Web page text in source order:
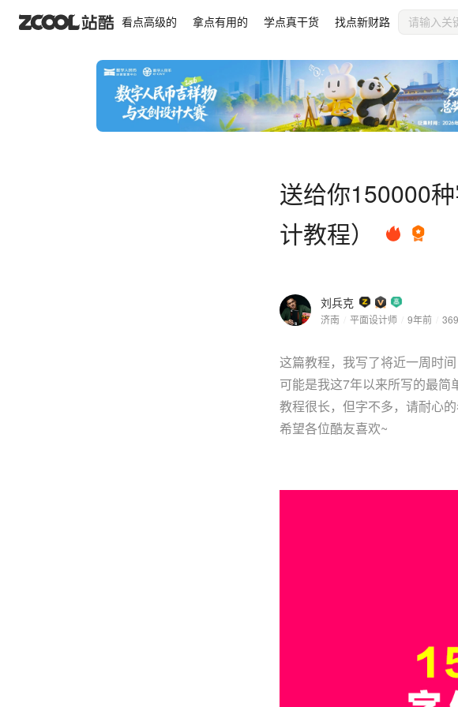
看点高级的 拿点有用的 学点真干货 找点新财路
送给你150000
计教程）
刘兵克
济南 平面设计师 9年前
送给你150000种字体设计方法（刘兵克字体设计教程）
这篇教程，我写了将近一周时间
可能是我这7年以来所写的最
教程很长，但字不多，请耐心的
希望各位酷友喜欢~